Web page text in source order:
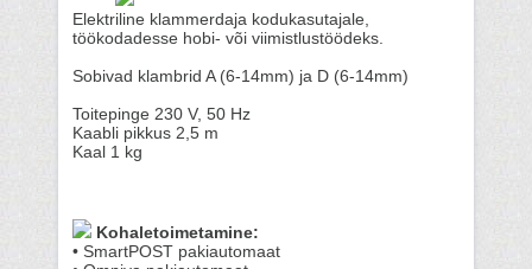
Elektriline klammerdaja kodukasutajale,
töökodadesse hobi- või viimistlustöödeks.
Sobivad klambrid A (6-14mm) ja D (6-14mm)
Toitepinge 230 V, 50 Hz
Kaabli pikkus 2,5 m
Kaal 1 kg
Kohaletoimetamine:
• SmartPOST pakiautomaat